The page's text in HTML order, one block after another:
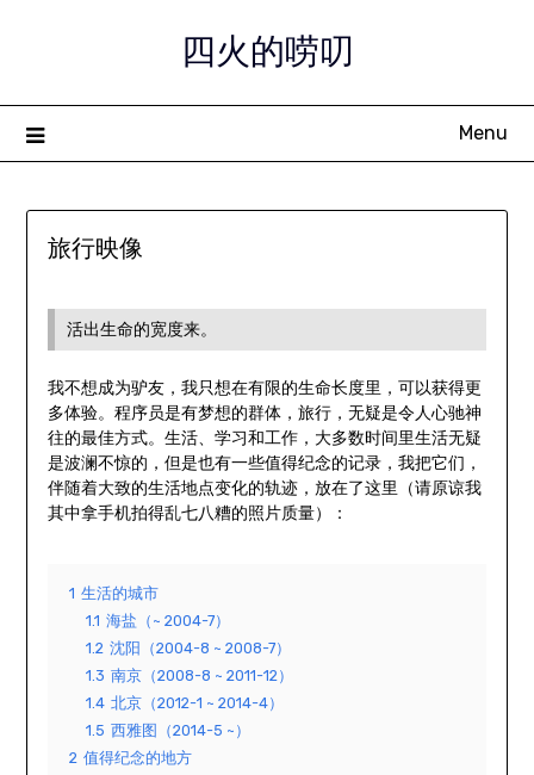
四火的唠叨
Menu
旅行映像
活出生命的宽度来。
我不想成为驴友，我只想在有限的生命长度里，可以获得更
多体验。程序员是有梦想的群体，旅行，无疑是令人心驰神
往的最佳方式。生活、学习和工作，大多数时间里生活无疑
是波澜不惊的，但是也有一些值得纪念的记录，我把它们，
伴随着大致的生活地点变化的轨迹，放在了这里（请原谅我
其中拿手机拍得乱七八糟的照片质量）：
1 生活的城市
1.1 海盐（~ 2004-7）
1.2 沈阳（2004-8 ~ 2008-7）
1.3 南京（2008-8 ~ 2011-12）
1.4 北京（2012-1 ~ 2014-4）
1.5 西雅图（2014-5 ~）
2 值得纪念的地方